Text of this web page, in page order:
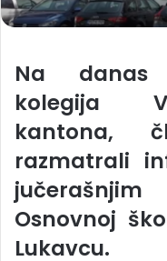
Na danas
kolegija
kantona,
razmatrali
Osnovnoj
Lukavcu.